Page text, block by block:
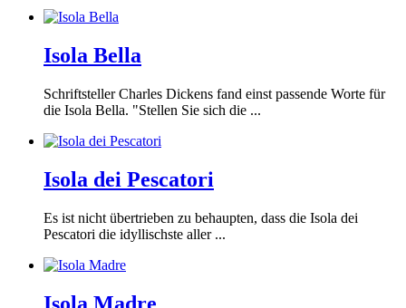
Isola Bella
Schriftsteller Charles Dickens fand einst passende Worte für
die Isola Bella. "Stellen Sie sich die ...
Isola dei Pescatori
Es ist nicht übertrieben zu behaupten, dass die Isola dei
Pescatori die idyllischste aller ...
Isola Madre